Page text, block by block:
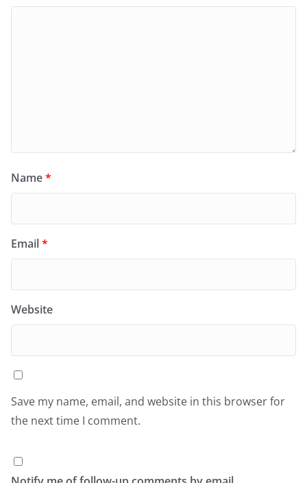
Name*
Email*
Website
Save my name, email, and website in this browser for
the next time I comment.